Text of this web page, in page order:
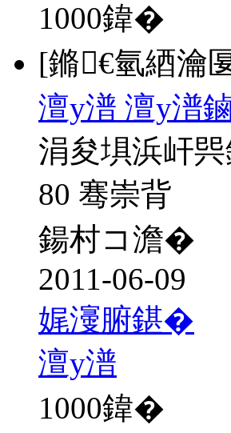
1000鍏�
[鏅€氫綇瀹
澶у潽 澶у潽
涓夋埧浜屽
80 骞崇背
鍚村コ澹�
2011-06-09
娓濅腑鍖�
澶у潽
1000鍏�